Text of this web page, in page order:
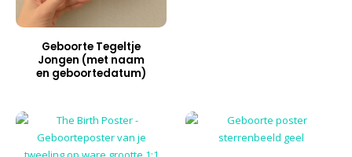
Geboorte Tegeltje
Jongen (met naam
en geboortedatum)